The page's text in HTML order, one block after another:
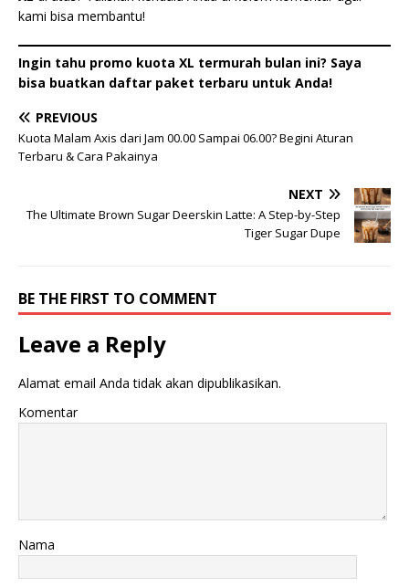
kami bisa membantu!
Ingin tahu promo kuota XL termurah bulan ini? Saya
bisa buatkan daftar paket terbaru untuk Anda!
PREVIOUS
Kuota Malam Axis dari Jam 00.00 Sampai 06.00? Begini Aturan
Terbaru & Cara Pakainya
NEXT
The Ultimate Brown Sugar Deerskin Latte: A Step-by-Step
Tiger Sugar Dupe
BE THE FIRST TO COMMENT
Leave a Reply
Alamat email Anda tidak akan dipublikasikan.
Komentar
Nama